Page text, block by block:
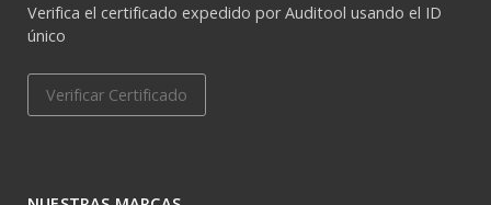
Verifica el certificado expedido por Auditool usando el ID
único
Verificar Certificado